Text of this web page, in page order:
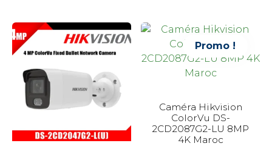
Promo !
Caméra Hikvision
ColorVu DS-
2CD2087G2-LU 8MP
4K Maroc